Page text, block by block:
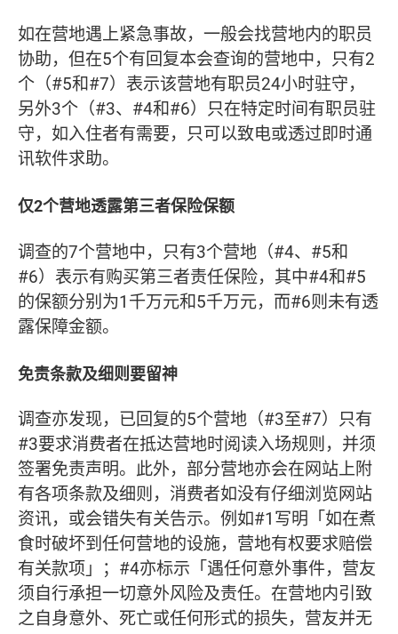
如在营地遇上紧急事故，一般会找营地内的职员
协助，但在5个有回复本会查询的营地中，只有2
个（#5和#7）表示该营地有职员24小时驻守，
另外3个（#3、#4和#6）只在特定时间有职员驻
守，如入住者有需要，只可以致电或透过即时通
讯软件求助。
仅2个营地透露第三者保险保额
调查的7个营地中，只有3个营地（#4、#5和
#6）表示有购买第三者责任保险，其中#4和#5
的保额分别为1千万元和5千万元，而#6则未有透
露保障金额。
免责条款及细则要留神
调查亦发现，已回复的5个营地（#3至#7）只有
#3要求消费者在抵达营地时阅读入场规则，并须
签署免责声明。此外，部分营地亦会在网站上附
有各项条款及细则，消费者如没有仔细浏览网站
资讯，或会错失有关告示。例如#1写明「如在煮
食时破坏到任何营地的设施，营地有权要求赔偿
有关款项」；#4亦标示「遇任何意外事件，营友
须自行承担一切意外风险及责任。在营地内引致
之自身意外、死亡或任何形式的损失，营友并无